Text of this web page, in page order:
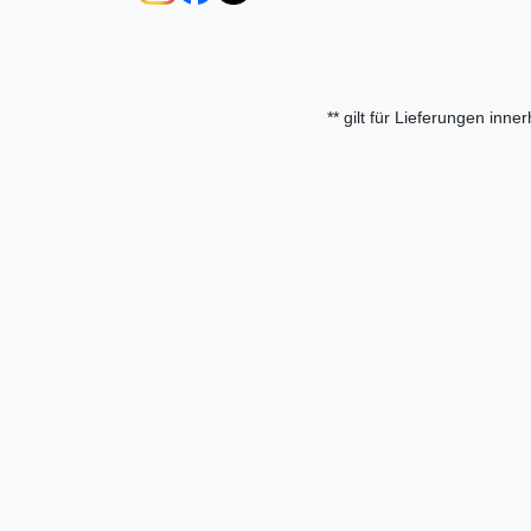
** gilt für Lieferungen